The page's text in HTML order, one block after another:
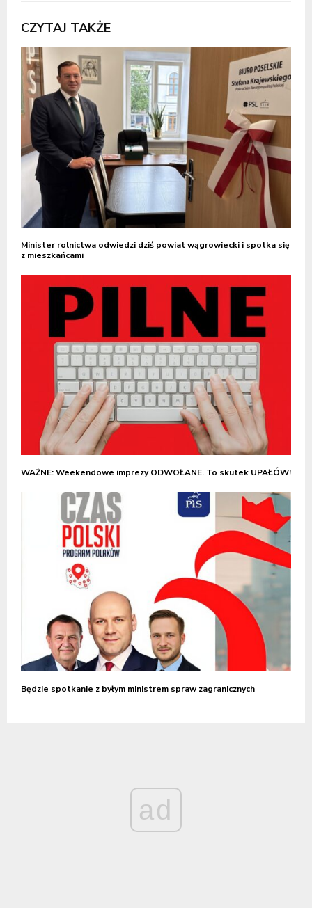
CZYTAJ TAKŻE
Minister rolnictwa odwiedzi dziś powiat wągrowiecki i spotka się
z mieszkańcami
WAŻNE: Weekendowe imprezy ODWOŁANE. To skutek UPAŁÓW!
Będzie spotkanie z byłym ministrem spraw zagranicznych
ad